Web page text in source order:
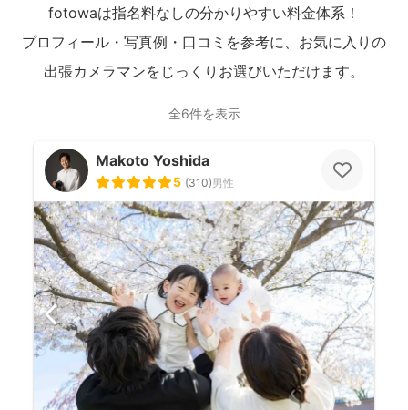
fotowaは指名料なしの分かりやすい料金体系！
プロフィール・写真例・口コミを参考に、お気に入りの
出張カメラマンをじっくりお選びいただけます。
全6件を表示
Makoto Yoshida
5 (310)男性